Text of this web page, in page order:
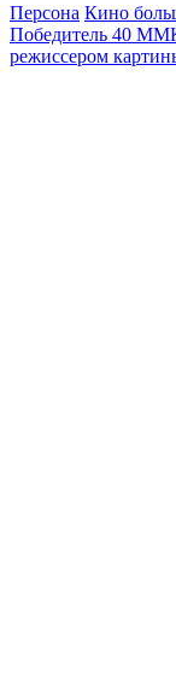
Персона Кино
Победитель 40
режиссером